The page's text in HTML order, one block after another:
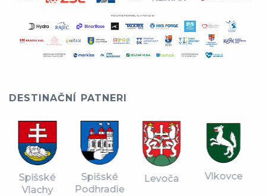
DESTINAČNÍ PATNERI
Spišské
Vlachy
Spišské
Podhradie
Levoča Vlkovce